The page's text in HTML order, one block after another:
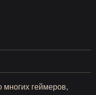
геймеров,